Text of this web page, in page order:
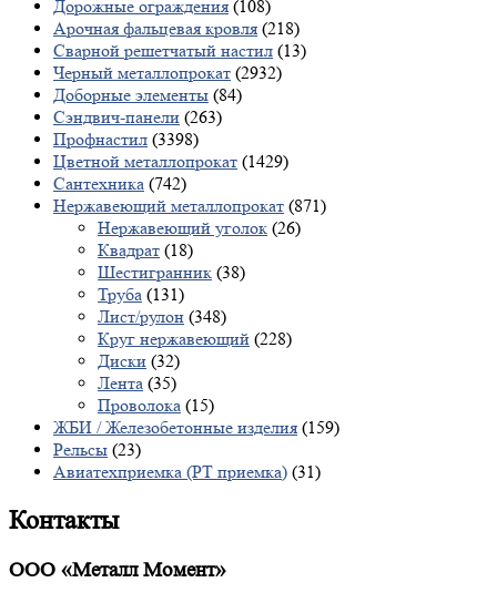
Дорожные ограждения (108)
Арочная фальцевая кровля (218)
Сварной решетчатый настил (13)
Черный металлопрокат (2932)
Доборные элементы (84)
Сэндвич-панели (263)
Профнастил (3398)
Цветной металлопрокат (1429)
Сантехника (742)
Нержавеющий металлопрокат (871)
Нержавеющий уголок (26)
Квадрат (18)
Шестигранник (38)
Труба (131)
Лист/рулон (348)
Круг нержавеющий (228)
Диски (32)
Лента (35)
Проволока (15)
ЖБИ / Железобетонные изделия (159)
Рельсы (23)
Авиатехприемка (РТ приемка) (31)
Контакты
ООО «Металл Момент»